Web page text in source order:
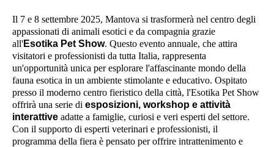
Il 7 e 8 settembre 2025, Mantova si trasformerà nel centro degli
appassionati di animali esotici e da compagnia grazie
all'Esotika Pet Show. Questo evento annuale, che attira
visitatori e professionisti da tutta Italia, rappresenta
un'opportunità unica per esplorare l'affascinante mondo della
fauna esotica in un ambiente stimolante e educativo. Ospitato
presso il moderno centro fieristico della città, l'Esotika Pet Show
offrirà una serie di esposizioni, workshop e attività
interattive adatte a famiglie, curiosi e veri esperti del settore.
Con il supporto di esperti veterinari e professionisti, il
programma della fiera è pensato per offrire intrattenimento e